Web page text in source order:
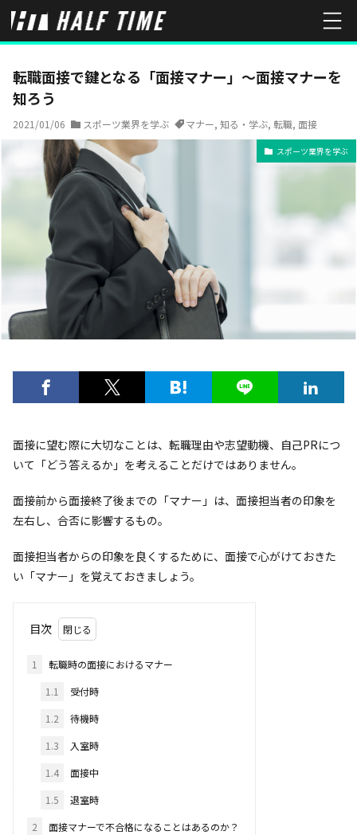
HOME スポーツ業界を学ぶ 転職面接で鍵となる「面接マナー」～
転職面接で鍵となる「面接マナー」～面接マナーを
知ろう
2021/01/06 スポーツ業界を学ぶ マナー, 知る・学ぶ, 転職, 面接
スポーツ業界を学ぶ
面接に望む際に大切なことは、転職理由や志望動機、自己PRにつ
いて「どう答えるか」を考えることだけではありません。
面接前から面接終了後までの「マナー」は、面接担当者の印象を
左右し、合否に影響するもの。
面接担当者からの印象を良くするために、面接で心がけておきた
い「マナー」を覚えておきましょう。
目次
1
転職時の面接におけるマナー
1.1
受付時
1.2
待機時
1.3
入室時
1.4
面接中
1.5
退室時
2
面接マナーで不合格になることはあるのか？